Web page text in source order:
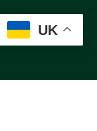
UK